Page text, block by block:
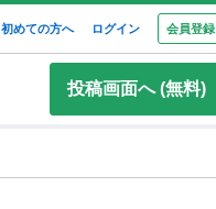
初めての方へ ログイン 会員登録
投稿画面へ (無料)